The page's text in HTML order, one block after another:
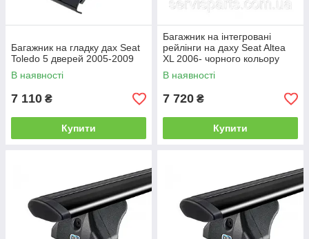
Багажник на гладку дах Seat
Toledo 5 дверей 2005-2009
В наявності
7 110 ₴
Купити
Багажник на інтегровані
рейлінги на даху Seat Altea
XL 2006- чорного кольору
В наявності
7 720 ₴
Купити